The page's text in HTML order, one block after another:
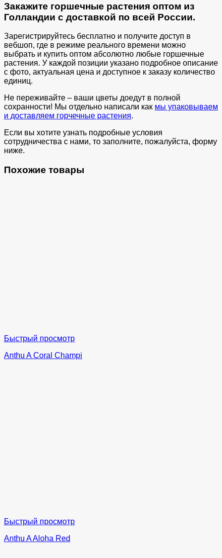
Закажите горшечные растения оптом из
Голландии с доставкой по всей России.
Зарегистрируйтесь бесплатно и получите доступ в
вебшоп, где в режиме реального времени можно
выбрать и купить оптом абсолютно любые горшечные
растения. У каждой позиции указано подробное описание
с фото, актуальная цена и доступное к заказу количество
единиц.
Не переживайте – ваши цветы доедут в полной
сохранности! Мы отдельно написали как мы упаковываем
и доставляем горчечные растения.
Если вы хотите узнать подробные условия
сотрудничества с нами, то заполните, пожалуйста, форму
ниже.
Похожие товары
Быстрый просмотр
Anthu A Coral Champi
Быстрый просмотр
Anthu A Aloha Red